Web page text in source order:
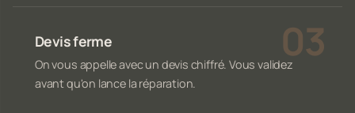
Devis ferme
On vous appelle avec un devis chiffré. Vous validez
avant qu'on lance la réparation.